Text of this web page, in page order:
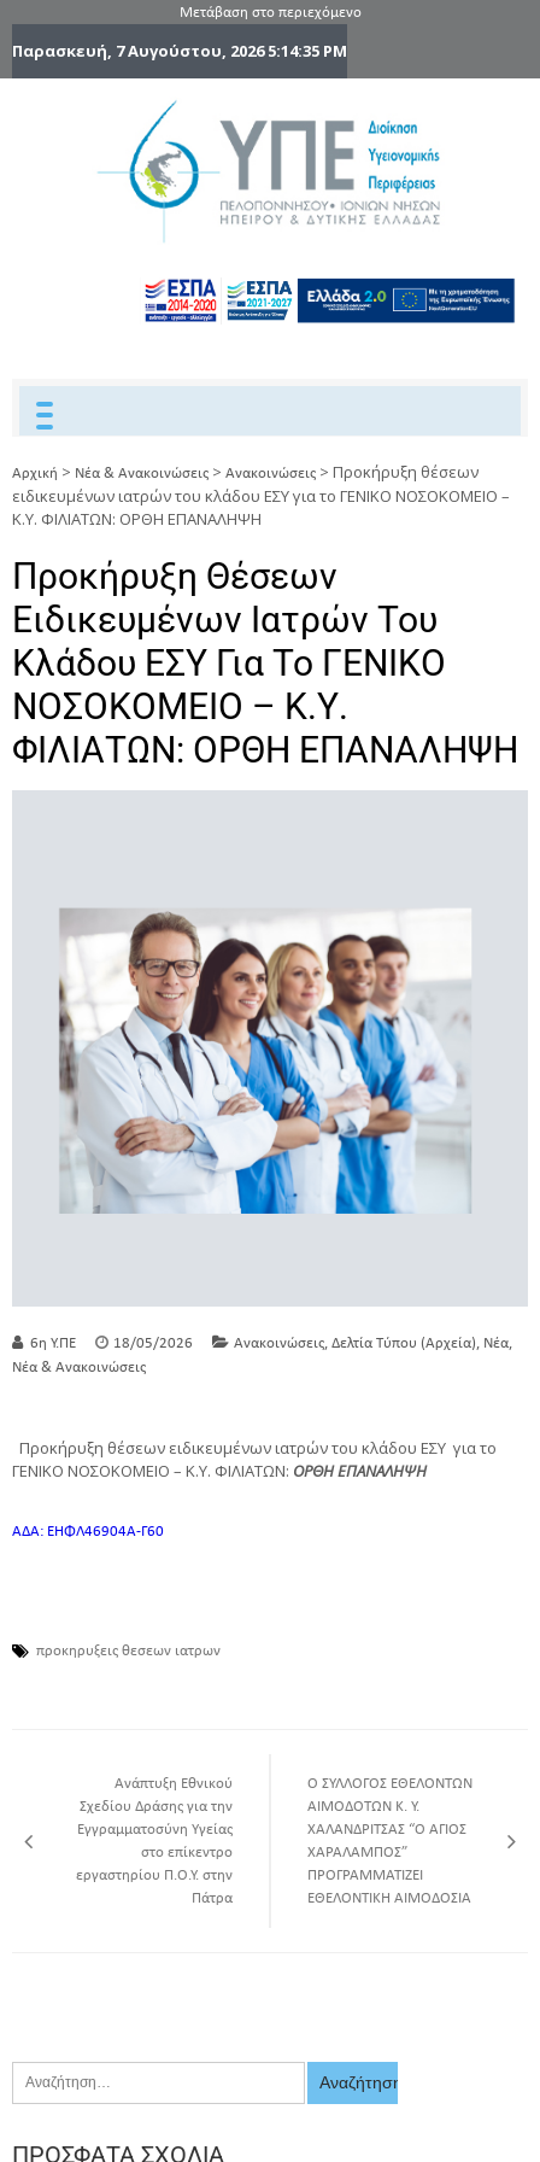
Μετάβαση στο περιεχόμενο
Παρασκευή, 7 Αυγούστου, 20265:14:36 PM
Ηπείρου
Δυτικής
Ελλάδας
Αρχική > Νέα & Ανακοινώσεις > Ανακοινώσεις > Προκήρυξη θέσεων
ειδικευμένων ιατρών του κλάδου ΕΣΥ για το ΓΕΝΙΚΟ ΝΟΣΟΚΟΜΕΙΟ –
Κ.Υ. ΦΙΛΙΑΤΩΝ: ΟΡΘΗ ΕΠΑΝΑΛΗΨΗ
Προκήρυξη Θέσεων
Ειδικευμένων Ιατρών Του
Κλάδου ΕΣΥ Για Το ΓΕΝΙΚΟ
ΝΟΣΟΚΟΜΕΙΟ – Κ.Υ.
ΦΙΛΙΑΤΩΝ: ΟΡΘΗ ΕΠΑΝΑΛΗΨΗ
6η Υ.ΠΕ 18/05/2026 Ανακοινώσεις Δελτία Τύπου (Αρχεία) Νέα
Νέα & Ανακοινώσεις
Προκήρυξη θέσεων ειδικευμένων ιατρών του κλάδου ΕΣΥ για το
ΓΕΝΙΚΟ ΝΟΣΟΚΟΜΕΙΟ – Κ.Υ. ΦΙΛΙΑΤΩΝ: ΟΡΘΗ ΕΠΑΝΑΛΗΨΗ
ΑΔΑ: ΕΗΦΛ46904Α-Γ60
προκηρυξεις θεσεων ιατρων
Ανάπτυξη Εθνικού
Σχεδίου Δράσης για την
Εγγραμματοσύνη Υγείας
στο επίκεντρο
εργαστηρίου Π.Ο.Υ. στην
Πάτρα
Ο ΣΥΛΛΟΓΟΣ ΕΘΕΛΟΝΤΩΝ
ΑΙΜΟΔΟΤΩΝ Κ. Υ.
ΧΑΛΑΝΔΡΙΤΣΑΣ “Ο ΑΓΙΟΣ
ΧΑΡΑΛΑΜΠΟΣ”
ΠΡΟΓΡΑΜΜΑΤΙΖΕΙ
ΕΘΕΛΟΝΤΙΚΗ ΑΙΜΟΔΟΣΙΑ
ΠΡΌΣΦΑΤΑ ΣΧΌΛΙΑ